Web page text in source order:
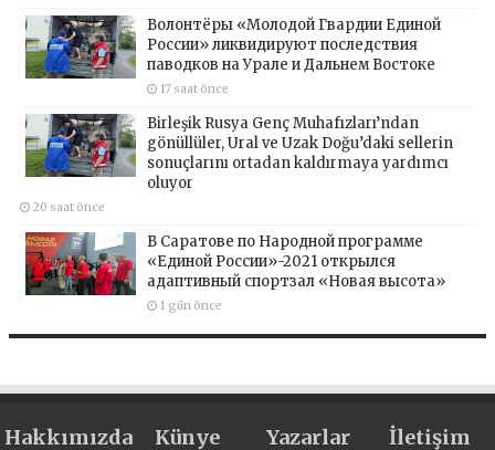
Волонтёры «Молодой Гвардии Единой
России» ликвидируют последствия
паводков на Урале и Дальнем Востоке
17 saat önce
Birleşik Rusya Genç Muhafızları’ndan
gönüllüler, Ural ve Uzak Doğu’daki sellerin
sonuçlarını ortadan kaldırmaya yardımcı
oluyor
20 saat önce
В Саратове по Народной программе
«Единой России»-2021 открылся
адаптивный спортзал «Новая высота»
1 gün önce
Hakkımızda Künye Yazarlar İletişim